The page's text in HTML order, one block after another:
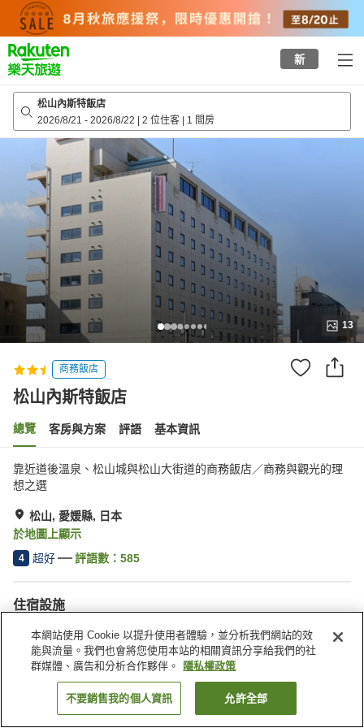
top
page
新
松山內斯特飯店
2026/8/21 - 2026/8/22 | 2 位住客 | 1 間房
13
商務飯店
松山內斯特飯店
總覽 客房與方案 評語 基本資訊
靠近道後溫泉、松山城與松山大街道的商務飯店／商務與觀光的理
想之選
松山, 愛媛縣, 日本
於地圖上顯示
4 超好 評語數： 585
住宿設施
停車場
自動販賣機
會議室
宴會廳
找客房
本網站使用 Cookie 以提升使用者體驗，並分析我們網站的效
能與流量。我們也會將您使用本站的相關資訊分享給我們的社
群媒體、廣告和分析合作夥伴。
隱私權政策
不要銷售我的個人資訊 允許全部